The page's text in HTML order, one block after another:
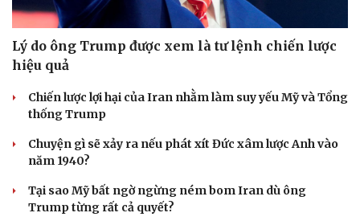
Lý do ông Trump được xem là tư lệnh chiến lược
hiệu quả
Chiến lược lợi hại của Iran nhằm làm suy yếu Mỹ và Tổng
thống Trump
Chuyện gì sẽ xảy ra nếu phát xít Đức xâm lược Anh vào
năm 1940?
Tại sao Mỹ bất ngờ ngừng ném bom Iran dù ông
Trump từng rất cả quyết?